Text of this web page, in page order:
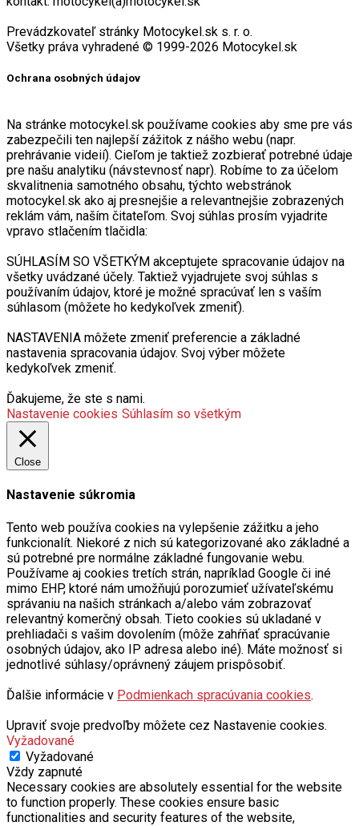
Prevádzkovateľ stránky Motocykel.sk s. r. o.
Všetky práva vyhradené © 1999-2026 Motocykel.sk
Ochrana osobných údajov
Na stránke motocykel.sk používame cookies aby sme pre vás
zabezpečili ten najlepší zážitok z nášho webu (napr.
prehrávanie videií). Cieľom je taktiež zozbierať potrebné údaje
pre našu analytiku (návstevnosť napr). Robíme to za účelom
skvalitnenia samotného obsahu, týchto webstránok
motocykel.sk ako aj presnejšie a relevantnejšie zobrazených
reklám vám, naším čitateľom. Svoj súhlas prosím vyjadrite
vpravo stlačením tlačidla:
SÚHLASÍM SO VŠETKÝM akceptujete spracovanie údajov na
všetky uvádzané účely. Taktiež vyjadrujete svoj súhlas s
používaním údajov, ktoré je možné spracúvať len s vaším
súhlasom (môžete ho kedykoľvek zmeniť).
NASTAVENIA môžete zmeniť preferencie a základné
nastavenia spracovania údajov. Svoj výber môžete
kedykoľvek zmeniť.
Ďakujeme, že ste s nami.
Nastavenie cookies Súhlasím so všetkým
Close
Nastavenie súkromia
Tento web používa cookies na vylepšenie zážitku a jeho
funkcionalít. Niekoré z nich sú kategorizované ako základné a
sú potrebné pre normálne základné fungovanie webu.
Používame aj cookies tretích strán, napríklad Google či iné
mimo EHP, ktoré nám umožňujú porozumieť užívateľskému
správaniu na našich stránkach a/alebo vám zobrazovať
relevantný komerčný obsah. Tieto cookies sú ukladané v
prehliadači s vašim dovolením (môže zahŕňať spracúvanie
osobných údajov, ako IP adresa alebo iné). Máte možnosť si
jednotlivé súhlasy/oprávnený záujem prispôsobiť.
Ďalšie informácie v Podmienkach spracúvania cookies.
Upraviť svoje predvoľby môžete cez Nastavenie cookies.
Vyžadované
Vyžadované
Vždy zapnuté
Necessary cookies are absolutely essential for the website
to function properly. These cookies ensure basic
functionalities and security features of the website,